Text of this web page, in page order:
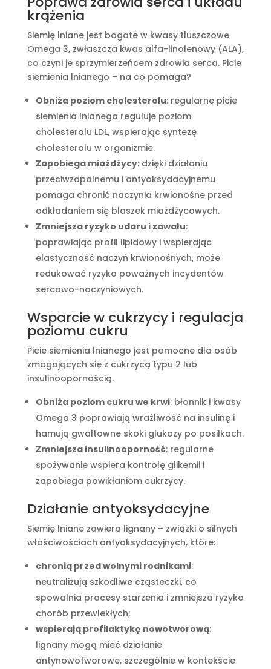
krążenia
Siemię lniane jest bogate w kwasy tłuszczowe
Omega 3, zwłaszcza kwas alfa-linolenowy (ALA),
co czyni je sprzymierzeńcem zdrowia serca. Picie
siemienia lnianego – na co pomaga?
Obniża poziom cholesterolu: regularne picie
siemienia lnianego reguluje poziom
cholesterolu LDL, wspierając syntezę
cholesterolu w organizmie.
Zapobiega miażdżycy: dzięki działaniu
przeciwzapalnemu i antyoksydacyjnemu
pomaga chronić naczynia krwionośne przed
odkładaniem się blaszek miażdżycowych.
Zmniejsza ryzyko udaru i zawału:
poprawiając profil lipidowy i wspierając
elastyczność naczyń krwionośnych, może
redukować ryzyko poważnych incydentów
sercowo-naczyniowych.
Wsparcie w cukrzycy i regulacja
poziomu cukru
Picie siemienia lnianego jest pomocne dla osób
zmagających się z cukrzycą typu 2 lub
insulinoopornością.
Obniża poziom cukru we krwi: błonnik i kwasy
Omega 3 poprawiają wrażliwość na insulinę i
hamują gwałtowne skoki glukozy po posiłkach.
Zmniejsza insulinooporność: regularne
spożywanie wspiera kontrolę glikemii i
zapobiega powikłaniom cukrzycy.
Działanie antyoksydacyjne
Siemię lniane zawiera lignany – związki o silnych
właściwościach antyoksydacyjnych, które:
chronią przed wolnymi rodnikami:
neutralizują szkodliwe cząsteczki, co
spowalnia procesy starzenia i zmniejsza ryzyko
chorób przewlekłych;
wspierają profilaktykę nowotworową:
lignany mogą mieć działanie
antynowotworowe, szczególnie w kontekście